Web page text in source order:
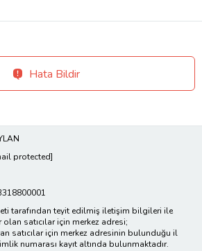
Hata Bildir
protected]
tarafından teyit edilmiş iletişim bilgileri ile
satıcılar için merkez adresi;
satıcılar için merkez adresinin bulunduğu il
numarası kayıt altında bulunmaktadır.